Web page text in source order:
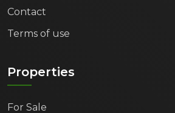
Contact
Terms of use
Properties
For Sale